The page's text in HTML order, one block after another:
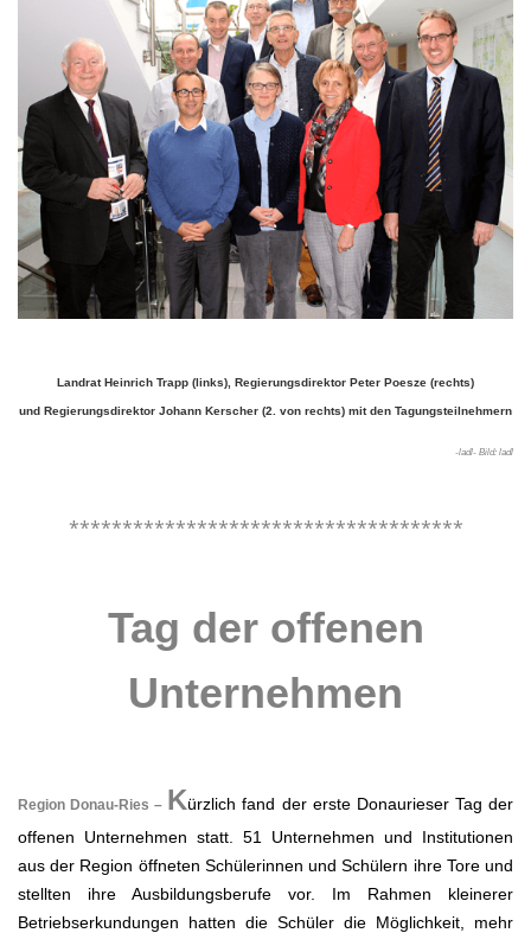
Landrat Heinrich Trapp (links), Regierungsdirektor Peter Poesze (rechts)
und Regierungsdirektor Johann Kerscher (2. von rechts) mit den Tagungsteilnehmern
-ladl- Bild: ladl
*************************************
Tag der offenen
Unternehmen
Region Donau-Ries – Kürzlich fand der erste Donaurieser Tag der
offenen Unternehmen statt. 51 Unternehmen und Institutionen
aus der Region öffneten Schülerinnen und Schülern ihre Tore und
stellten ihre Ausbildungsberufe vor. Im Rahmen kleinerer
Betriebserkundungen hatten die Schüler die Möglichkeit, mehr